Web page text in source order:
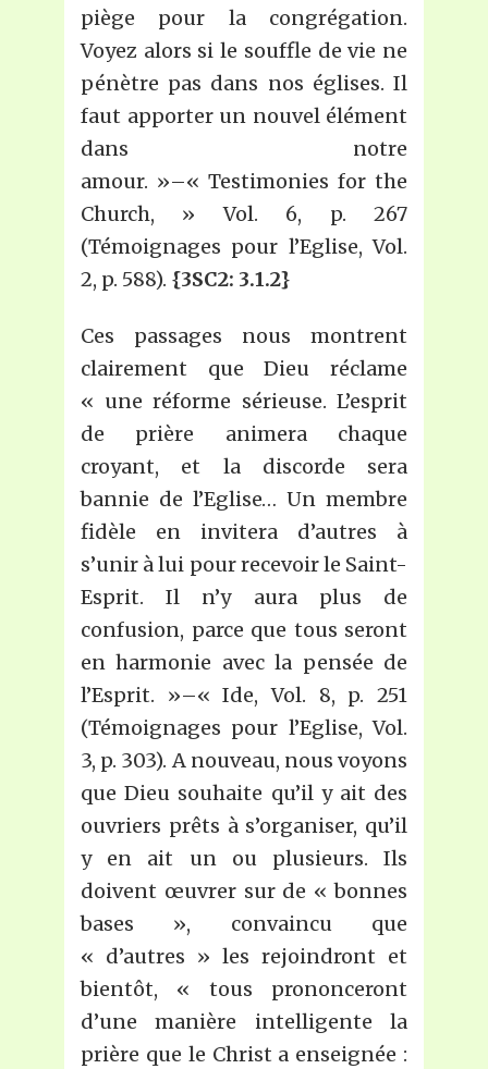
piège pour la congrégation.
Voyez alors si le souffle de vie ne
pénètre pas dans nos églises. Il
faut apporter un nouvel élément
dans notre
amour. »–« Testimonies for the
Church, » Vol. 6, p. 267
(Témoignages pour l’Eglise, Vol.
2, p. 588). {3SC2: 3.1.2}
Ces passages nous montrent
clairement que Dieu réclame
« une réforme sérieuse. L’esprit
de prière animera chaque
croyant, et la discorde sera
bannie de l’Eglise… Un membre
fidèle en invitera d’autres à
s’unir à lui pour recevoir le Saint-
Esprit. Il n’y aura plus de
confusion, parce que tous seront
en harmonie avec la pensée de
l’Esprit. »–« Ide, Vol. 8, p. 251
(Témoignages pour l’Eglise, Vol.
3, p. 303). A nouveau, nous voyons
que Dieu souhaite qu’il y ait des
ouvriers prêts à s’organiser, qu’il
y en ait un ou plusieurs. Ils
doivent œuvrer sur de « bonnes
bases », convaincu que
« d’autres » les rejoindront et
bientôt, « tous prononceront
d’une manière intelligente la
prière que le Christ a enseignée :